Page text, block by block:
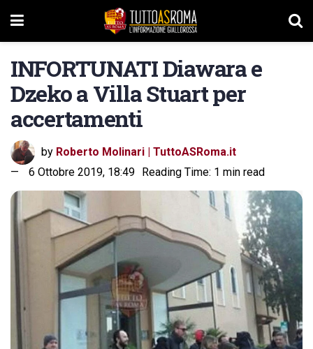
INFORTUNATI Diawara e
Dzeko a Villa Stuart per
accertamenti
by Roberto Molinari | TuttoASRoma.it
6 Ottobre 2019, 18:49 Reading Time: 1 min read